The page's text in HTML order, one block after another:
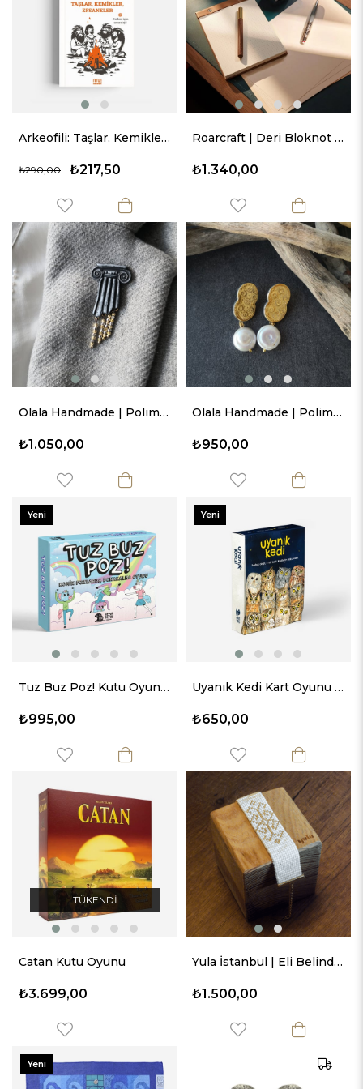
Arkeofili: Taşlar, Kemikler, Efsaneler
₺217,50
₺290,00
Roarcraft | Deri Bloknot - A5
₺1.340,00
Olala Handmade | Polimer Kil Yaka İğnesi - İon Sütunu
₺1.050,00
Olala Handmade | Polimer Kil Küpe 08
₺950,00
Tuz Buz Poz! Kutu Oyunu – Eğlence Garantili Anlar
₺995,00
Yeni
Ürün
Uyanık Kedi Kart Oyunu – Dikkat Odaklı Eğlence
₺650,00
Yeni
TÜKENDI
Catan Kutu Oyunu
₺3.699,00
Yula İstanbul | Eli Belinde Motifli Bileklik
₺1.500,00
Yeni
Ürün